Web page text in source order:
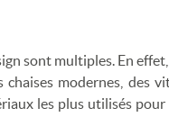
sont multiples. En
modernes, des
les plus utilisés